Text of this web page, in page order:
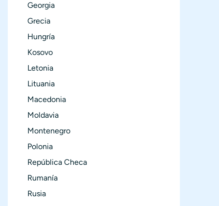
Georgia
Grecia
Hungría
Kosovo
Letonia
Lituania
Macedonia
Moldavia
Montenegro
Polonia
República Checa
Rumanía
Rusia